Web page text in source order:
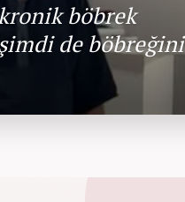
böbrek
de böbreğini